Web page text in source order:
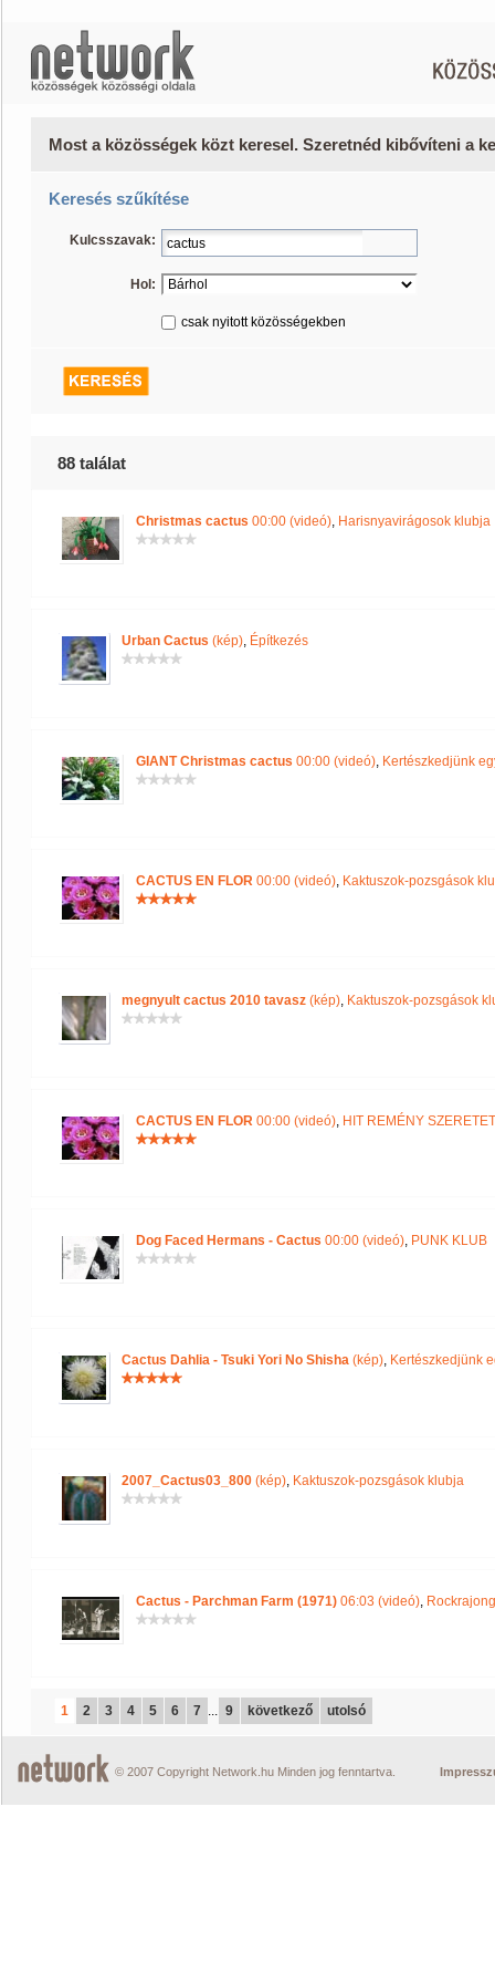
Most a közösségek közt keresel. Szeretnéd kibővíteni a
Keresés szűkítése
Kulcsszavak:
Hol:
csak nyitott közösségekben
88 találat
Christmas cactus 00:00 (videó), Harisnyavirágosok klubja
Urban Cactus (kép), Építkezés
GIANT Christmas cactus 00:00 (videó), Kertészkedjünk
CACTUS EN FLOR 00:00 (videó), Kaktuszok-pozsgások
megnyult cactus 2010 tavasz (kép), Kaktuszok-pozsgások
CACTUS EN FLOR 00:00 (videó), HIT REMÉNY SZERETET
Dog Faced Hermans - Cactus 00:00 (videó), PUNK KLUB
Cactus Dahlia - Tsuki Yori No Shisha (kép), Kertészkedjünk
2007_Cactus03_800 (kép), Kaktuszok-pozsgások klubja
Cactus - Parchman Farm (1971) 06:03 (videó),
1 2 3 4 5 6 7 ... 9 következő utolsó
© 2007 Copyright Network.hu Minden jog fenntartva.